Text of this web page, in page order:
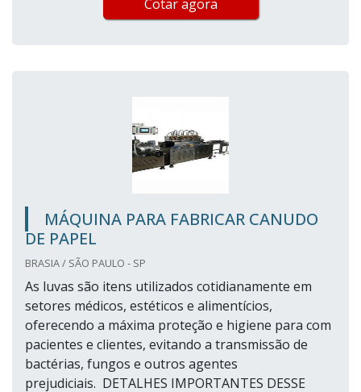
Cotar agora
MÁQUINA PARA FABRICAR CANUDO
DE PAPEL
BRASIA / SÃO PAULO - SP
As luvas são itens utilizados cotidianamente em
setores médicos, estéticos e alimentícios,
oferecendo a máxima proteção e higiene para com
pacientes e clientes, evitando a transmissão de
bactérias, fungos e outros agentes
prejudiciais. DETALHES IMPORTANTES DESSE